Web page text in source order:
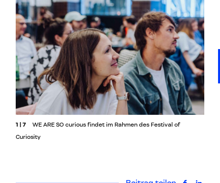
1 | 7
WE ARE SO curious findet im Rahmen des Festival of
Curiosity